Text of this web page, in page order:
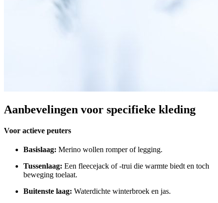
Aanbevelingen voor specifieke kleding
Voor actieve peuters
Basislaag: Merino wollen romper of legging.
Tussenlaag: Een fleecejack of -trui die warmte biedt en toch
beweging toelaat.
Buitenste laag: Waterdichte winterbroek en jas.